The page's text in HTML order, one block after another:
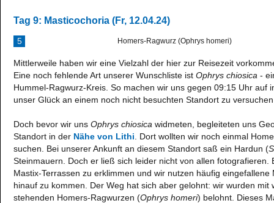
Tag 9: Masticochoria (Fr, 12.04.24)
5 Homers-Ragwurz (Ophrys homeri)
Mittlerweile haben wir eine Vielzahl der hier zur Reisezeit
Eine noch fehlende Art unserer Wunschliste ist Ophrys chiosica -
Hummel-Ragwurz-Kreis. So machen wir uns gegen 09:15 Uhr auf
unser Glück an einem noch nicht besuchten Standort zu
Doch bevor wir uns Ophrys chiosica widmeten, begleiteten uns
Standort in der Nähe von Lithi . Dort wollten wir noch einmal
suchen. Bei unserer Ankunft an diesem Standort saß ein Hardun (
Steinmauern. Doch er ließ sich leider nicht von allen fotografieren.
Mastix-Terrassen zu erklimmen und wir nutzen häufig eingefallene
hinauf zu kommen. Der Weg hat sich aber gelohnt: wir wurden mit
stehenden Homers-Ragwurzen (Ophrys homeri) belohnt. Dieses